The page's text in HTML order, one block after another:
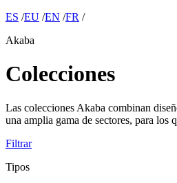
ES /EU /EN /FR /
Akaba
Colecciones
Las colecciones Akaba combinan
una amplia gama de sectores, para los
Filtrar
Tipos